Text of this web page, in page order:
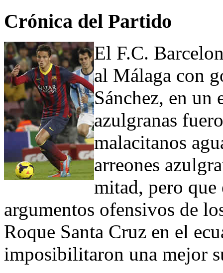
Crónica del Partido
El F.C.
al Málaga con
Sánchez, en un
azulgranas
malacitanos
arreones
mitad, pero
argumentos ofensivos de
Roque Santa Cruz en el
imposibilitaron una mejor